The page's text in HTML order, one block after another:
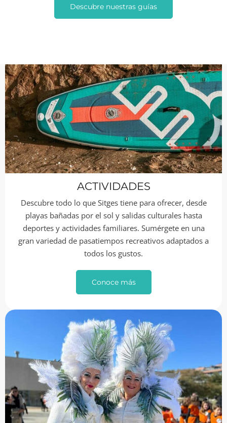
Descubre nuestras guías
ACTIVIDADES
Descubre todo lo que Sitges tiene para ofrecer, desde
playas bañadas por el sol y salidas culturales hasta
deportes y actividades familiares. Sumérgete en una
gran variedad de pasatiempos recreativos adaptados a
todos los gustos.
Conoce más